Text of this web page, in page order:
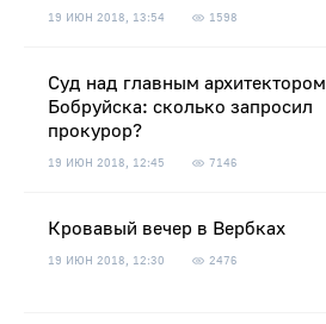
19 ИЮН 2018, 13:54 1598
Суд над главным архитектором
Бобруйска: сколько запросил
прокурор?
19 ИЮН 2018, 12:45 7146
Кровавый вечер в Вербках
19 ИЮН 2018, 12:30 2476